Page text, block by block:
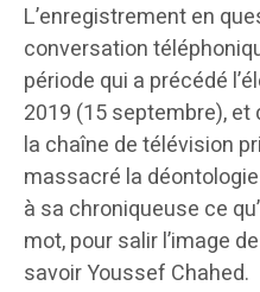
L’enregistrement en
conversation
période qui a précédé
2019 (15 septembre), et
la chaîne de télévision
massacré la
à sa chroniqueuse ce
mot, pour salir l’image
savoir Youssef Chahed.